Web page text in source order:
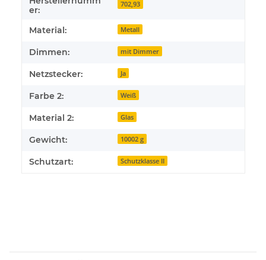
er:
702,93
Material: Metall
Dimmen: mit Dimmer
Netzstecker: Ja
Farbe 2: Weiß
Material 2: Glas
Gewicht: 10002 g
Schutzart: Schutzklasse II